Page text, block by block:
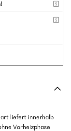
liefert innerhalb
Vorheizphase